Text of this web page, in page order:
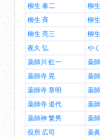
柳生 泰二
柳
柳生 斉
柳
柳生 亮三
柳
夜久 弘
や
薬師川 虹一
薬
薬師寺 晃
薬
薬師寺 章明
薬
薬師寺 道代
薬
薬師神 繁男
薬
役所 広司
薬